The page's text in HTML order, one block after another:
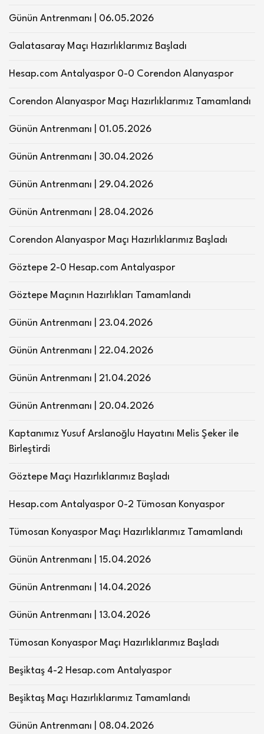
Günün Antrenmanı | 06.05.2026
Galatasaray Maçı Hazırlıklarımız Başladı
Hesap.com Antalyaspor 0-0 Corendon Alanyaspor
Corendon Alanyaspor Maçı Hazırlıklarımız Tamamlandı
Günün Antrenmanı | 01.05.2026
Günün Antrenmanı | 30.04.2026
Günün Antrenmanı | 29.04.2026
Günün Antrenmanı | 28.04.2026
Corendon Alanyaspor Maçı Hazırlıklarımız Başladı
Göztepe 2-0 Hesap.com Antalyaspor
Göztepe Maçının Hazırlıkları Tamamlandı
Günün Antrenmanı | 23.04.2026
Günün Antrenmanı | 22.04.2026
Günün Antrenmanı | 21.04.2026
Günün Antrenmanı | 20.04.2026
Kaptanımız Yusuf Arslanoğlu Hayatını Melis Şeker ile
Birleştirdi
Göztepe Maçı Hazırlıklarımız Başladı
Hesap.com Antalyaspor 0-2 Tümosan Konyaspor
Tümosan Konyaspor Maçı Hazırlıklarımız Tamamlandı
Günün Antrenmanı | 15.04.2026
Günün Antrenmanı | 14.04.2026
Günün Antrenmanı | 13.04.2026
Tümosan Konyaspor Maçı Hazırlıklarımız Başladı
Beşiktaş 4-2 Hesap.com Antalyaspor
Beşiktaş Maçı Hazırlıklarımız Tamamlandı
Günün Antrenmanı | 08.04.2026